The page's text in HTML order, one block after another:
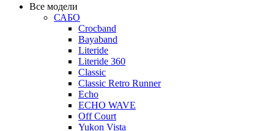
Все модели
САБО
Crocband
Bayaband
Literide
Literide 360
Classic
Classic Retro Runner
Echo
ECHO WAVE
Off Court
Yukon Vista